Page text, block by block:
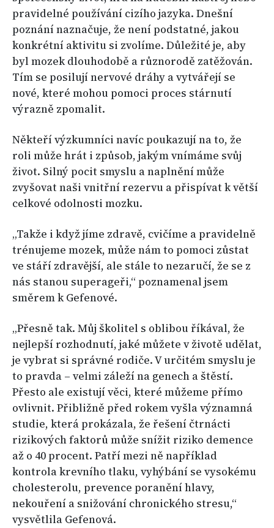
pravidelné používání cizího jazyka. Dnešní
poznání naznačuje, že není podstatné, jakou
konkrétní aktivitu si zvolíme. Důležité je, aby
byl mozek dlouhodobě a různorodě zatěžován.
Tím se posilují nervové dráhy a vytvářejí se
nové, které mohou pomoci proces stárnutí
výrazně zpomalit.
Někteří výzkumníci navíc poukazují na to, že
roli může hrát i způsob, jakým vnímáme svůj
život. Silný pocit smyslu a naplnění může
zvyšovat naši vnitřní rezervu a přispívat k větší
celkové odolnosti mozku.
„Takže i když jíme zdravě, cvičíme a pravidelně
trénujeme mozek, může nám to pomoci zůstat
ve stáří zdravější, ale stále to nezaručí, že se z
nás stanou superageři,“ poznamenal jsem
směrem k Gefenové.
„Přesně tak. Můj školitel s oblibou říkával, že
nejlepší rozhodnutí, jaké můžete v životě udělat,
je vybrat si správné rodiče. V určitém smyslu je
to pravda – velmi záleží na genech a štěstí.
Přesto ale existují věci, které můžeme přímo
ovlivnit. Přibližně před rokem vyšla významná
studie, která prokázala, že řešení čtrnácti
rizikových faktorů může snížit riziko demence
až o 40 procent. Patří mezi ně například
kontrola krevního tlaku, vyhýbání se vysokému
cholesterolu, prevence poranění hlavy,
nekouření a snižování chronického stresu,“
vysvětlila Gefenová.